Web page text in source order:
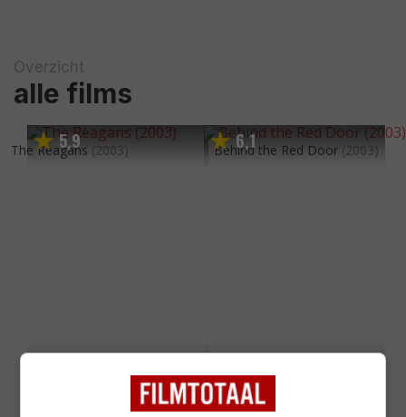
Overzicht
alle films
5,9
The Reagans (2003) 6,1
Behind the Red Door (2003)